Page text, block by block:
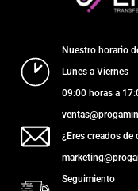
Nuestro horario
Lunes a Viernes
09:00 horas a
¿Eres creados de
Seguimiento